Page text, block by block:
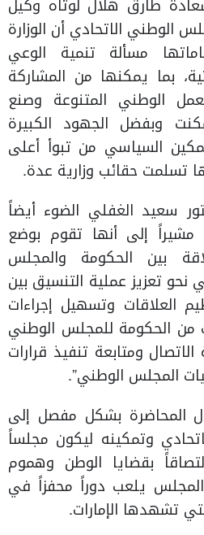
طارق هلال لوتاه وكيل
الوطني الاتحادي أن الوزارة
مسألة تنمية الوعي
بما يمكنها من المشاركة
الوطني المتنوعة وصنع
وبفضل الجهود الكبيرة
السياسي من تبوأ أعلى
تسلمت حقائب وزارية عدة.
سعيد الغفلي الضوء أيضاً
مشيراً إلى أنها تقوم بوضع
بين الحكومة والمجلس
نحو تعزيز عملية التنسيق بين
العلاقات وتسهيل إجراءات
من الحكومة للمجلس الوطني
ومتابعة تنفيذ قرارات
المجلس الوطني”.
المحاضرة بشكل مفصل إلى
وتمكينه ليكون مجلساً
بقضايا الوطن وهموم
المجلس يلعب دوراً محفزاً في
تشهدها الإمارات.